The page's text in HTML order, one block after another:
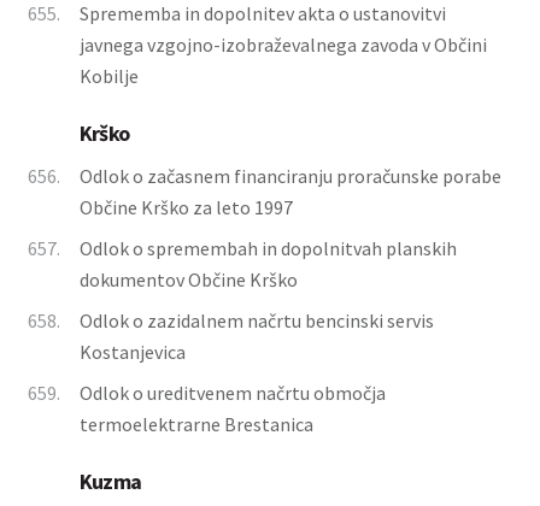
655.
Sprememba in dopolnitev akta o ustanovitvi
javnega vzgojno-izobraževalnega zavoda v Občini
Kobilje
Krško
656.
Odlok o začasnem financiranju proračunske porabe
Občine Krško za leto 1997
657.
Odlok o spremembah in dopolnitvah planskih
dokumentov Občine Krško
658.
Odlok o zazidalnem načrtu bencinski servis
Kostanjevica
659.
Odlok o ureditvenem načrtu območja
termoelektrarne Brestanica
Kuzma